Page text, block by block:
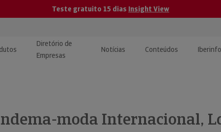
Teste gratuito 15 dias Insight View
e Monitorização de
Diretório de
Empresas
Notícias Conteúdos
| Estudos e
moda Internacional,